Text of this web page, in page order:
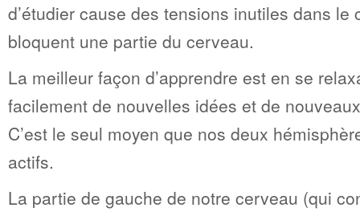
d’étudier cause des tensions inutiles dans le
bloquent une partie du cerveau.
La meilleur façon d’apprendre est en se
facilement de nouvelles idées et de
C’est le seul moyen que nos deux
actifs.
La partie de gauche de notre cerveau (qui